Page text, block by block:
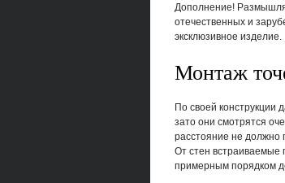
Дополнение!
отечественных и
эксклюзивное изделие.
Монтаж
По своей конструкции
зато они смотрятся
расстояние не должно
От стен встраиваемые
примерным порядком